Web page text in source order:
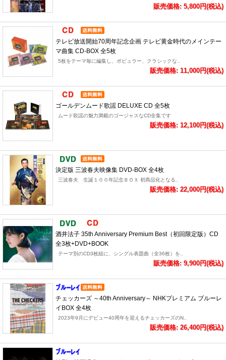
販売価格: 5,800円(税込)
テレビ放送開始70周年記念企画 テレビ黄金時代のメインテー
マ曲集 CD-BOX 全5枚
5枚をテーマ毎に編集し、ポピュラー、クラシックな..
販売価格: 11,000円(税込)
ゴールデンムード歌謡 DELUXE CD 全5枚
ムード歌謡の魅力満載のゴージャスなCD全集です
販売価格: 12,100円(税込)
決定版 三波春夫映像集 DVD-BOX 全4枚
三波春夫 生誕１００年記念ＢＯＸ 初商品化となる..
販売価格: 22,000円(税込)
酒井法子 35th Anniversary Premium Best（初回限定版）CD
全3枚+DVD+BOOK
テーマ別のCD3枚組に、シングル表題曲（全36枚）を..
販売価格: 9,900円(税込)
チェッカーズ ～40th Anniversary～ NHKプレミアム ブルーレ
イBOX 全4枚
2023年9月にデビュー40周年を迎えるチェッカーズのN..
販売価格: 26,400円(税込)